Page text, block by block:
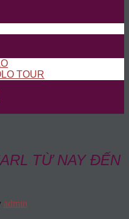
TOUR
TỪ NAY ĐẾN
admin